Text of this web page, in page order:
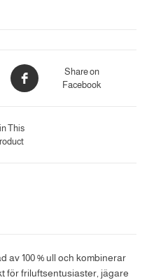
Share on
Facebook
This
av 100 % ull och kombinerar
för friluftsentusiaster, jägare